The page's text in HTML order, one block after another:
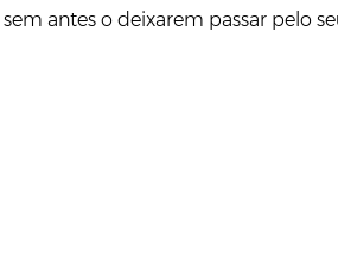
antes o deixarem passar pelo